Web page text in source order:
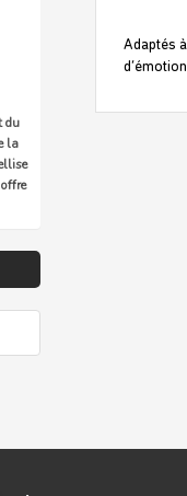
du
la
Adaptés